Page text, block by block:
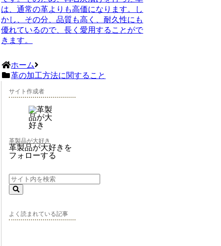
は、通常の革よりも高価になります。し
かし、その分、品質も高く、耐久性にも
優れているので、長く愛用することがで
きます。
ホーム
革の加工方法に関すること
サイト作成者
革製品が大好き
革製品が大好きを
フォローする
よく読まれている記事